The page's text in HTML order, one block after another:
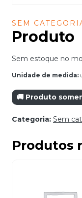
SEM
Produto
Sem estoque no
Unidade de medida:
🚚 Produto
Categoria: Sem
Produtos